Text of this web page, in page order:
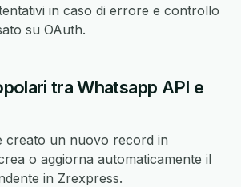
in caso di errore e controllo
su OAuth.
tra Whatsapp API e
creato un nuovo record in
o aggiorna automaticamente il
in Zrexpress.